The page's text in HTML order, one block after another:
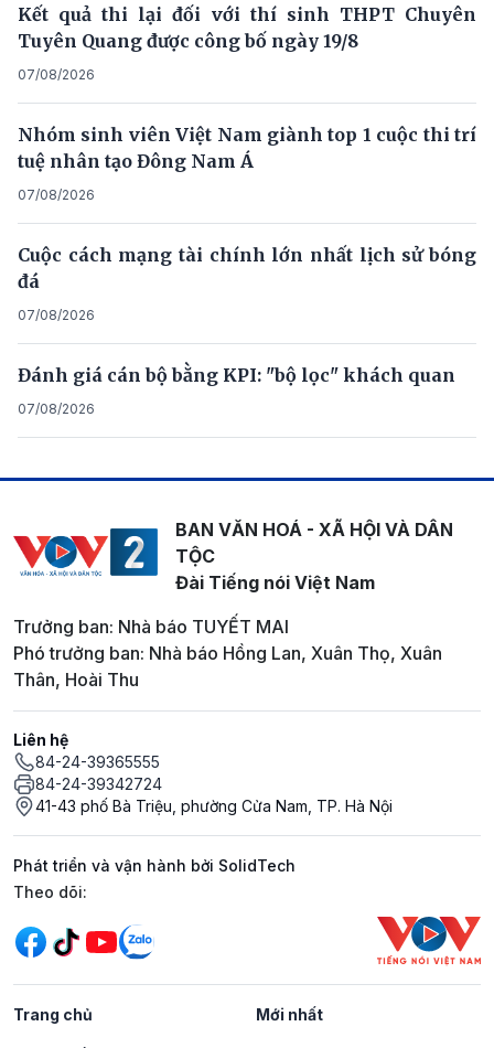
Kết quả thi lại đối với thí sinh THPT Chuyên
Tuyên Quang được công bố ngày 19/8
07/08/2026
Nhóm sinh viên Việt Nam giành top 1 cuộc thi trí
tuệ nhân tạo Đông Nam Á
07/08/2026
Cuộc cách mạng tài chính lớn nhất lịch sử bóng
đá
07/08/2026
Đánh giá cán bộ bằng KPI: "bộ lọc" khách quan
07/08/2026
BAN VĂN HOÁ - XÃ HỘI VÀ DÂN
TỘC
Đài Tiếng nói Việt Nam
Trưởng ban: Nhà báo TUYẾT MAI
Phó trưởng ban: Nhà báo Hồng Lan, Xuân Thọ, Xuân
Thân, Hoài Thu
Liên hệ
84-24-39365555
84-24-39342724
41-43 phố Bà Triệu, phường Cửa Nam, TP. Hà Nội
Phát triển và vận hành bởi SolidTech
Mạng xã hội
Theo dõi:
Trang chủ Mới nhất